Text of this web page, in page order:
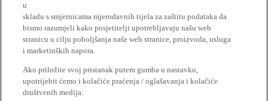
u
skladu s smjernicama mjerodavnih tijela za zaštitu podataka da
bismo razumjeli kako posjetitelji upotrebljavaju našu web
stranicu u cilju poboljšanja naše web stranice, proizvoda, usluga
i marketinških napora.
Ako priložite svoj pristanak putem gumba u nastavku,
upotrijebit ćemo i kolačiće praćenja / oglašavanja i kolačiće
društvenih medija: